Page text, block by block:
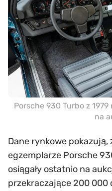
Porsche 930 Turbo z
na
Dane rynkowe
egzemplarze Porsche
osiągały ostatnio na
przekraczające 200 000